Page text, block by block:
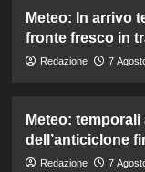
Meteo: In arrivo
fronte fresco in
Redazione 7
Meteo:
dell’anticiclone
Redazione 7